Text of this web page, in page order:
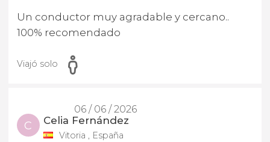
Un conductor muy agradable y cercano..
100% recomendado
Viajó solo
06 / 06 / 2026
C Celia Fernández
Vitoria , España